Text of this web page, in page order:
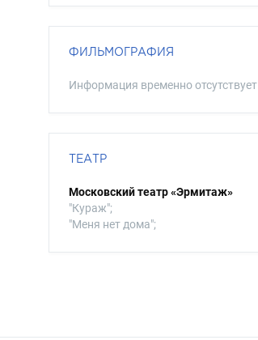
ФИЛЬМОГРАФИЯ
Информация временно отсутствует
ТЕАТР
Московский театр «Эрмитаж»
"Кураж";
"Меня нет дома";